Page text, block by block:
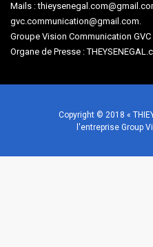
Mails :
gvc.communication@gmail.com.
Groupe Vision Communication GVC
Organe de Presse :
Copyright © 2018 «
l'entreprise Group